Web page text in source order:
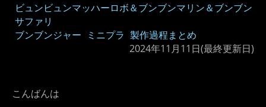
ビュンビュンマッハーロボ＆ブンブンマリン＆ブンブン
サファリ
ブンブンジャー
ミニプラ 製作過程まとめ
2024年11月11日(最終更新日)
こんばんは